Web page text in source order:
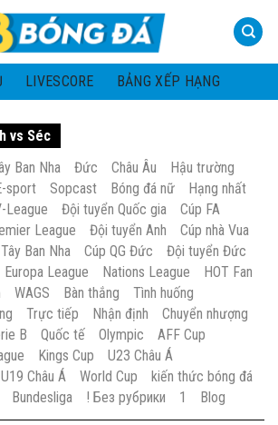
LIVESCORE BẢNG XẾP HẠNG
vs Séc
Ban Nha Đức Châu Âu
Hậu trường
sport Sopcast Bóng đá nữ
Hạng nhất
League Đội tuyển Quốc gia
Cúp FA
League Đội tuyển Anh
Cúp nhà Vua
Ban Nha Cúp QG Đức
Đội tuyển Đức
Europa League Nations League
HOT Fan
WAGS Bàn thắng
Tình huống
Trực tiếp Nhận định
Chuyển nhượng
B Quốc tế Olympic
AFF Cup
Kings Cup
U23 Châu Á
U19 Châu Á World Cup
kiến thức bóng đá
Bundesliga ! Без рубрики 1 Blog